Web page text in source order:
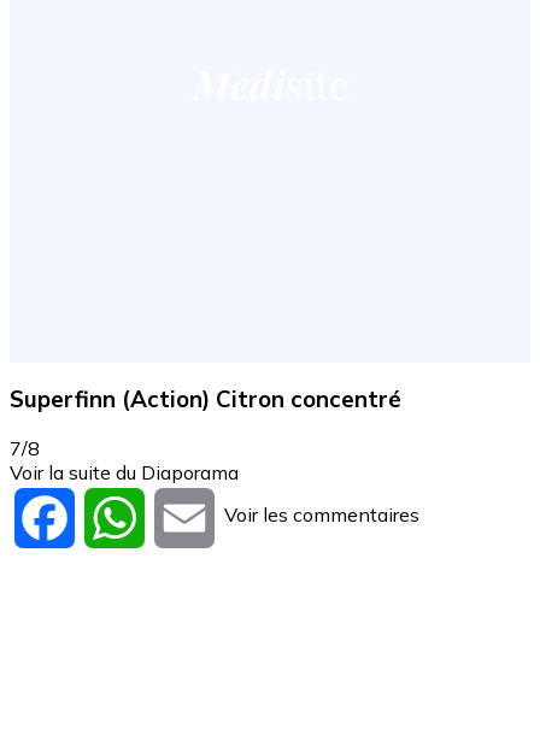
Superfinn (Action) Citron concentré
7/8
Voir la suite du Diaporama
Facebook WhatsApp
Email
Voir les commentaires